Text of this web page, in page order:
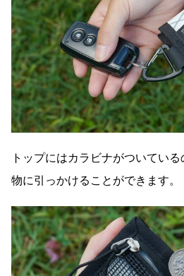
トップにはカラビナがついてい
物に引っかけることができます。